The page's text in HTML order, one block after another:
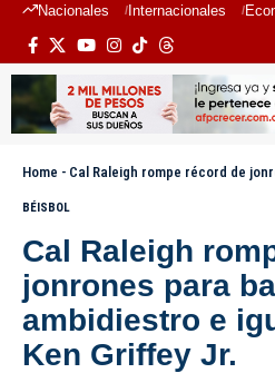
Nacionales Internacionales
Home - Cal Raleigh rompe récord de jonrones para
BÉISBOL
Cal Raleigh
jonrones para
ambidiestro e
Ken Griffey Jr.